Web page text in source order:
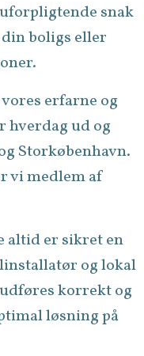
snak
boligs eller
erfarne og
hverdag ud og
Storkøbenhavn.
vi medlem af
altid er sikret en
og lokal
korrekt og
løsning på